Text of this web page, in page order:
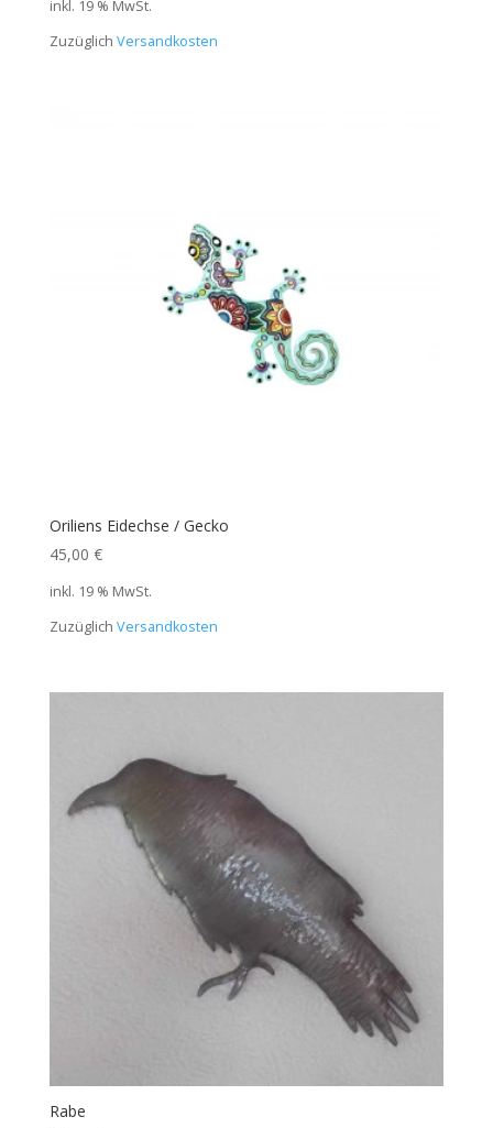
inkl. 19 % MwSt.
Zuzüglich Versandkosten
Oriliens Eidechse / Gecko
45,00 €
inkl. 19 % MwSt.
Zuzüglich Versandkosten
Rabe